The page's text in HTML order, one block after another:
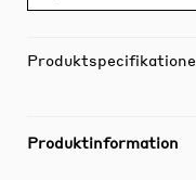
Produktinformation